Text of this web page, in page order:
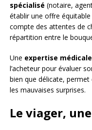
spécialisé (notaire,
établir une offre
compte des attentes de
répartition entre le
Une expertise médicale
l’acheteur pour évaluer
bien que délicate, permet
les mauvaises surprises.
Le viager,